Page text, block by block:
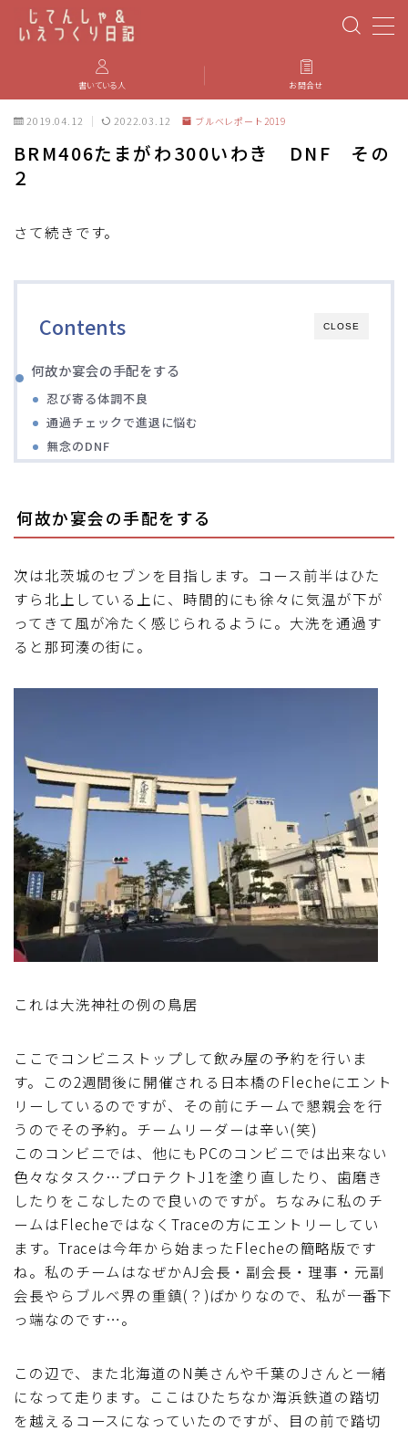
PBP(Paris-Brest-Paris)
エベレスティング
パーツのインプレ・カスタマイズ
iGPSPORT
カステリ
ブルベ装備
ブルべレポート2025
ブルべレポート2024
ブルべレポート2023
ブルベレポート2022
ブルベレポート2020
ブルベレポート2019
ブルベレポート2018
ブルベレポート2017
ブルベレポート2016
ブルべレポート2015
ブルべレポート2014
ブルべレポート2013
ブルべレポート2012
書いている人 お問合せ
2019.04.12 2022.03.12 ブルベレポート2019
BRM406たまがわ300いわき DNF その
２
さて続きです。
CLOSE
Contents
何故か宴会の手配をする
忍び寄る体調不良
通過チェックで進退に悩む
無念のDNF
何故か宴会の手配をする
次は北茨城のセブンを目指します。コース前半はひた
すら北上している上に、時間的にも徐々に気温が下が
ってきて風が冷たく感じられるように。大洗を通過す
ると那珂湊の街に。
これは大洗神社の例の鳥居
ここでコンビニストップして飲み屋の予約を行いま
す。この2週間後に開催される日本橋のFlecheにエント
リーしているのですが、その前にチームで懇親会を行
うのでその予約。チームリーダーは辛い(笑)
このコンビニでは、他にもPCのコンビニでは出来ない
色々なタスク…プロテクトJ1を塗り直したり、歯磨き
したりをこなしたので良いのですが。ちなみに私のチ
ームはFlecheではなくTraceの方にエントリーしてい
ます。Traceは今年から始まったFlecheの簡略版です
ね。私のチームはなぜかAJ会長・副会長・理事・元副
会長やらブルベ界の重鎮(？)ばかりなので、私が一番下
っ端なのです…。
この辺で、また北海道のN美さんや千葉のJさんと一緒
になって走ります。ここはひたちなか海浜鉄道の踏切
を越えるコースになっていたのですが、目の前で踏切